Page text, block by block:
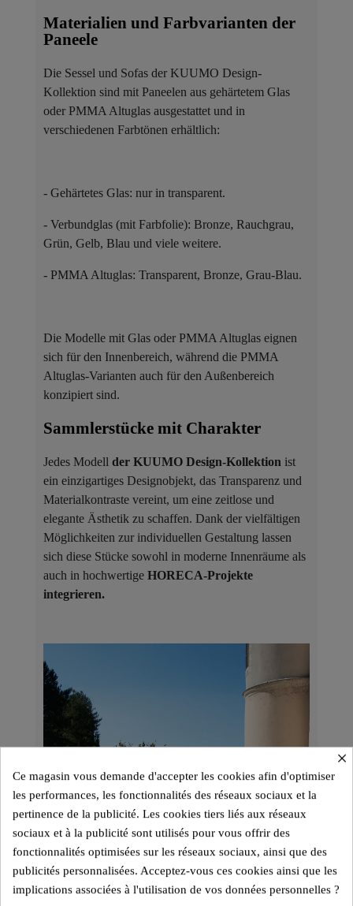
Materialien und Farbvarianten der
Paneele ​
Die Sessel und Sofas der KUUMO Design-
Kollektion sind mit Paneelen aus gehärtetem Glas
oder PMMA Altuglas ausgestattet und in
verschiedenen Farbtönen erhältlich:
- Gehärtetes Glas: nur in transparent.
- Verbundglas (mit Farbfolie): Bronze, Rauchgrau,
Grün, Gelb, Blau und viele weitere.
- PMMA Altuglas: Transparent, Bronze, Grau-Blau.
Die Modelle mit Glas oder PMMA Altuglas eignen
sich für den Innenbereich, während die PMMA
Altuglas-Varianten auch für den Außenbereich
konzipiert sind.
Sammlerstücke mit Charakter ​
Jedes Modell der KUUMO Design-Kollektion ist
ein einzigartiges Designobjekt, das Transparenz und
Materialkontraste vereint, um eine zeitlose und
elegante Ästhetik zu schaffen. Dank der vielfältigen
Möglichkeiten zur individuellen Gestaltung lassen
sich diese Stücke sowohl in moderne Innenräume als
auch in hochwertige HORECA-Projekte
integrieren.
×
Ce magasin vous demande d'accepter les cookies afin d'optimiser
les performances, les fonctionnalités des réseaux sociaux et la
pertinence de la publicité. Les cookies tiers liés aux réseaux
sociaux et à la publicité sont utilisés pour vous offrir des
fonctionnalités optimisées sur les réseaux sociaux, ainsi que des
publicités personnalisées. Acceptez-vous ces cookies ainsi que les
implications associées à l'utilisation de vos données personnelles ?